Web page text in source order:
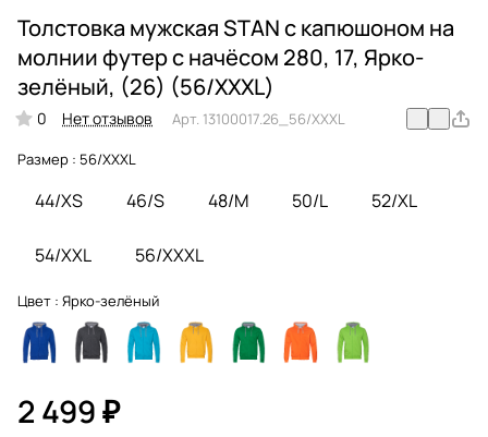
Толстовка мужская STAN с капюшоном на
молнии футер с начёсом 280, 17, Ярко-
зелёный, (26) (56/XXXL)
0 Нет отзывов Арт. 13100017.26_56/XXXL
Размер : 56/XXXL
44/XS 46/S 48/M 50/L 52/XL
54/XXL 56/XXXL
Цвет : Ярко-зелёный
2 499 ₽